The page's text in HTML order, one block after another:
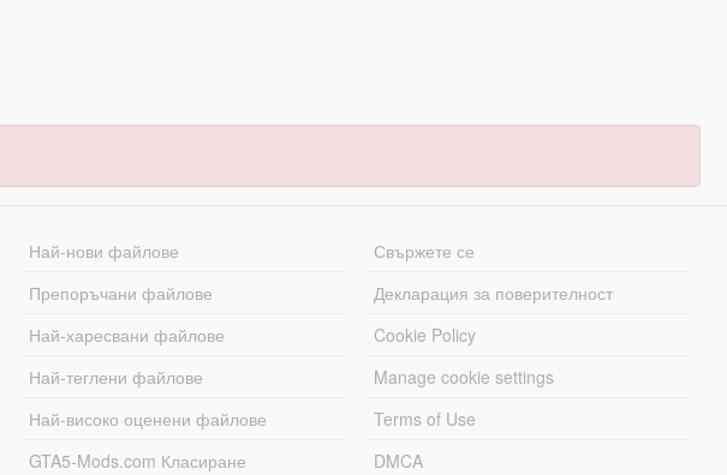
Най-нови файлове
Препоръчани файлове
Най-харесвани файлове
Най-теглени файлове
Най-високо оценени файлове
GTA5-Mods.com Класиране
Свържете се
Декларация за поверителност
Cookie Policy
Manage cookie settings
Terms of Use
DMCA